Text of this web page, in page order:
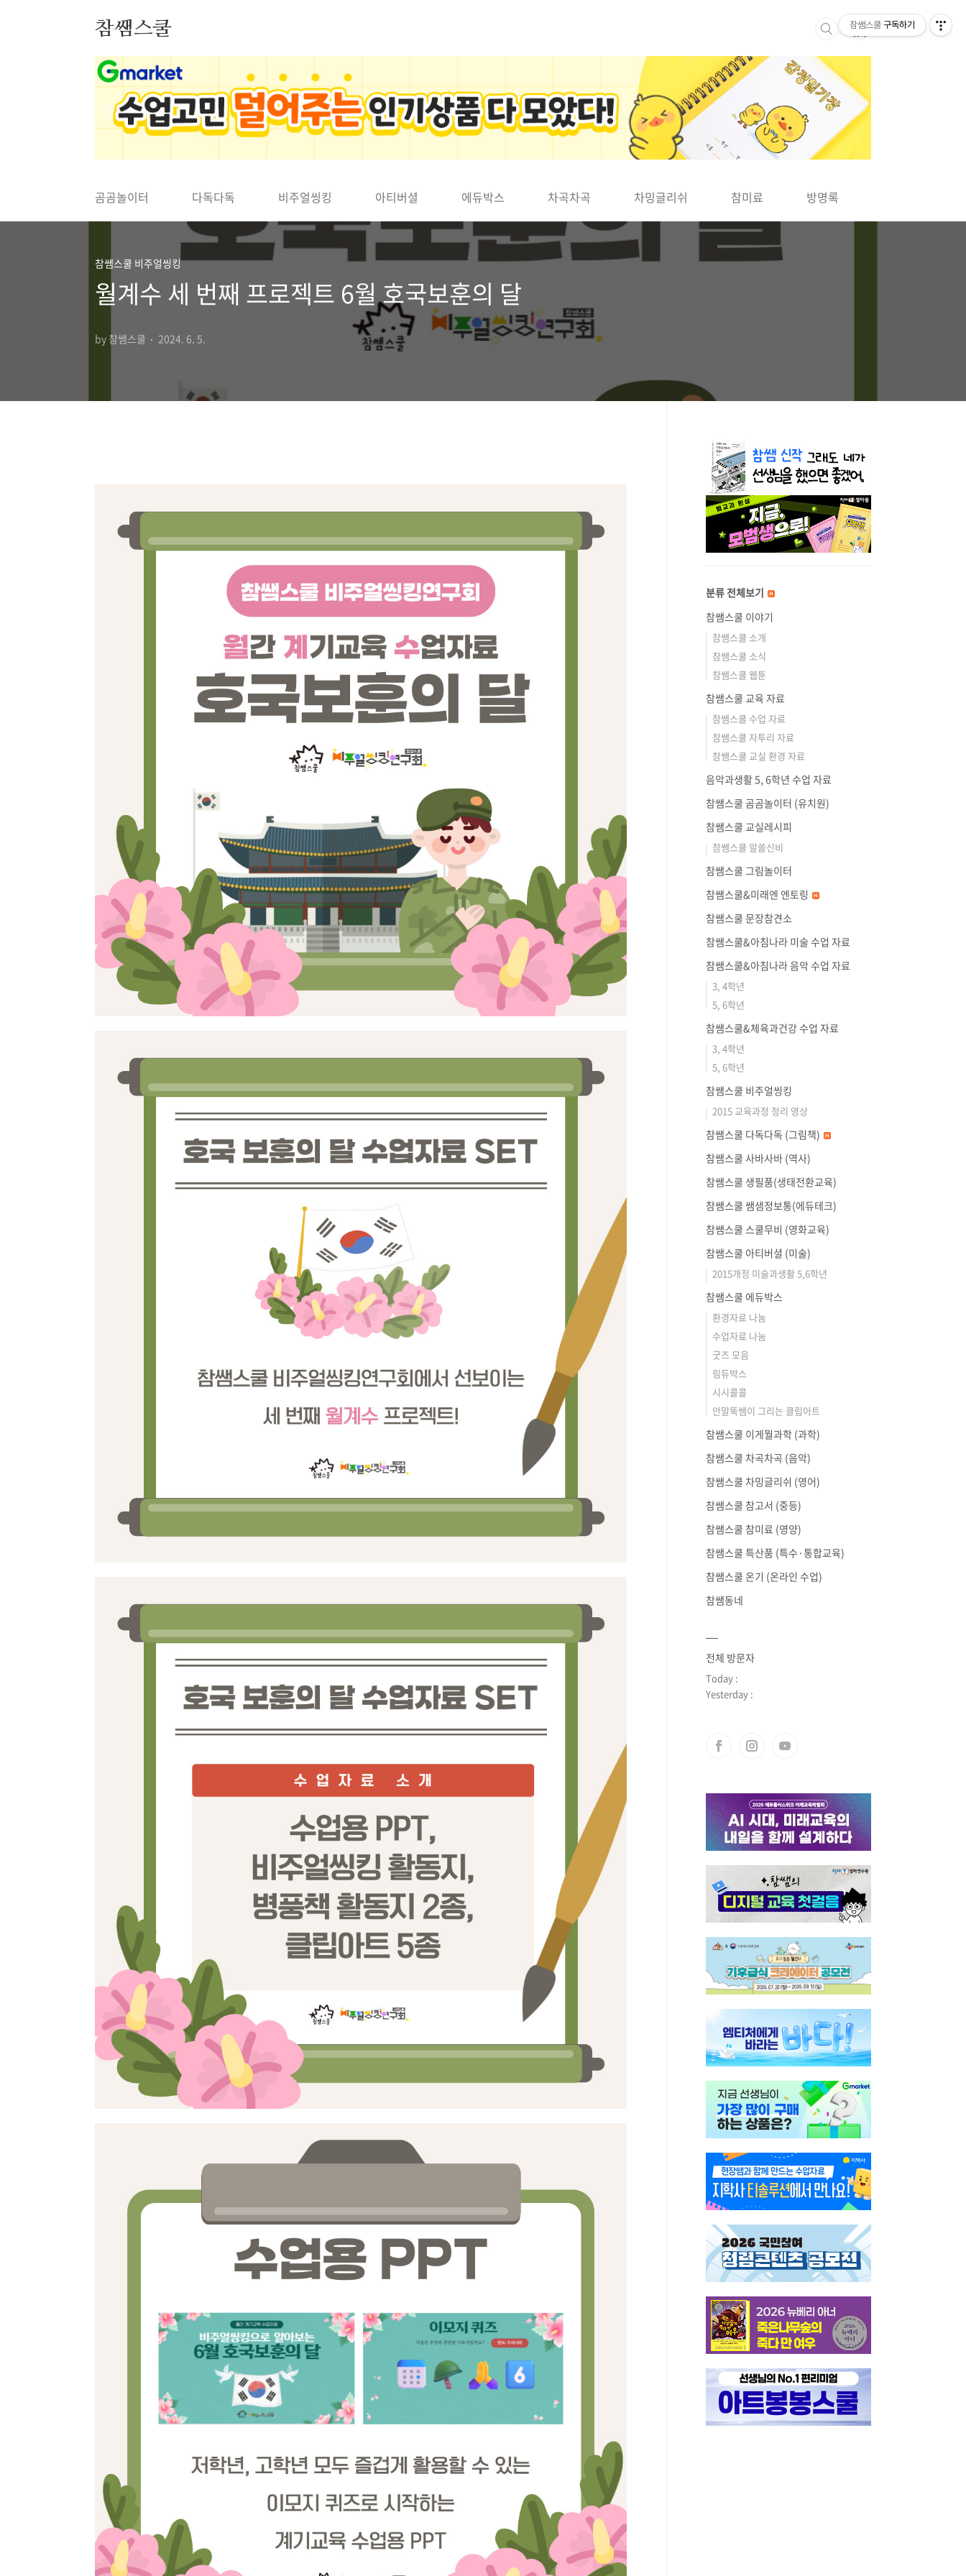
참쌤스쿨
▶
곰곰놀이터 다독다독 비주얼씽킹 아티버셜 에듀박스 차곡차곡 차밍글리쉬 참미료 방명록
참쌤스쿨 비주얼씽킹
월계수 세 번째 프로젝트 6월 호국보훈의 달
by 참쌤스쿨 2024. 6. 5.
분류 전체보기
참쌤스쿨 이야기
참쌤스쿨 소개
참쌤스쿨 소식
참쌤스쿨 웹툰
참쌤스쿨 교육 자료
참쌤스쿨 수업 자료
참쌤스쿨 자투리 자료
참쌤스쿨 교실 환경 자료
음악과생활 5, 6학년 수업 자료
참쌤스쿨 곰곰놀이터 (유치원)
참쌤스쿨 교실레시피
참쌤스쿨 알쓸신비
참쌤스쿨 그림놀이터
참쌤스쿨&미래엔 엔토링
참쌤스쿨 문장참견소
참쌤스쿨&아침나라 미술 수업 자료
참쌤스쿨&아침나라 음악 수업 자료
3, 4학년
5, 6학년
참쌤스쿨&체육과건강 수업 자료
3, 4학년
5, 6학년
참쌤스쿨 비주얼씽킹
2015 교육과정 정리 영상
참쌤스쿨 다독다독 (그림책)
참쌤스쿨 사바사바 (역사)
참쌤스쿨 생필품(생태전환교육)
참쌤스쿨 쌤샘정보통(에듀테크)
참쌤스쿨 스쿨무비 (영화교육)
참쌤스쿨 아티버셜 (미술)
2015개정 미술과생활 5,6학년
참쌤스쿨 에듀박스
환경자료 나눔
수업자료 나눔
굿즈 모음
림듀박스
시시콜콜
안말뚝쌤이 그리는 클립아트
참쌤스쿨 이게뭘과학 (과학)
참쌤스쿨 차곡차곡 (음악)
참쌤스쿨 차밍글리쉬 (영어)
참쌤스쿨 참고서 (중등)
참쌤스쿨 참미료 (영양)
참쌤스쿨 특산품 (특수·통합교육)
참쌤스쿨 온기 (온라인 수업)
참쌤동네
전체 방문자
Today :
Yesterday :
참쌤스쿨 구독하기